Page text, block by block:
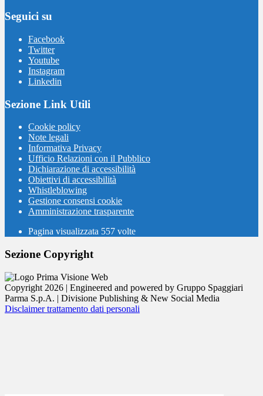
Seguici su
Facebook
Twitter
Youtube
Instagram
Linkedin
Sezione Link Utili
Cookie policy
Note legali
Informativa Privacy
Ufficio Relazioni con il Pubblico
Dichiarazione di accessibilità
Obiettivi di accessibilità
Whistleblowing
Gestione consensi cookie
Amministrazione trasparente
Pagina visualizzata 557 volte
Sezione Copyright
Copyright 2026 | Engineered and powered by Gruppo Spaggiari
Parma S.p.A. | Divisione Publishing & New Social Media
Disclaimer trattamento dati personali